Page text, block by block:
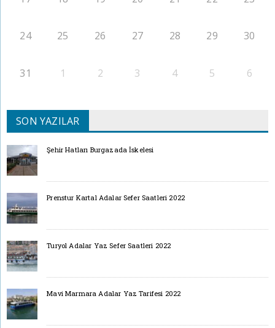
24 25 26 27 28 29 30
31 1 2 3 4 5 6
SON YAZILAR
Şehir Hatları Burgazada İskelesi
Prenstur Kartal Adalar Sefer Saatleri 2022
Turyol Adalar Yaz Sefer Saatleri 2022
Mavi Marmara Adalar Yaz Tarifesi 2022